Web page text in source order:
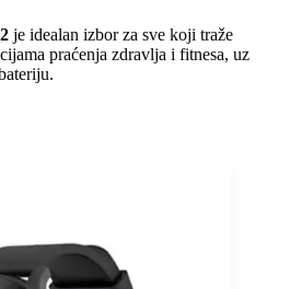
je idealan izbor za sve koji traže
praćenja zdravlja i fitnesa, uz